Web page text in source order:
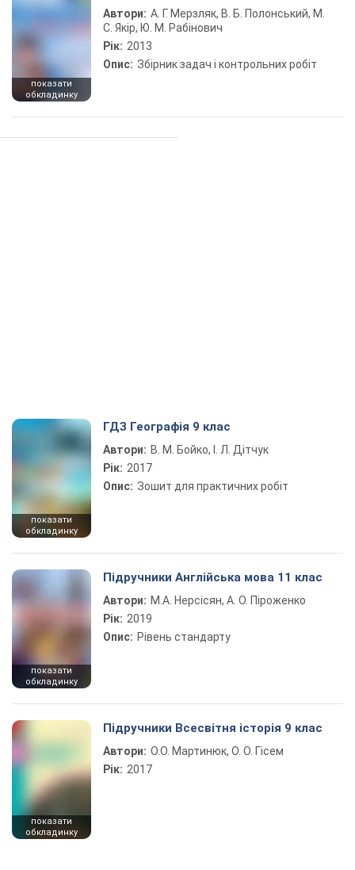
показати
обкладинку
Автори: А. Г. Мерзляк, В. Б. Полонський, М.
С. Якір, Ю. М. Рабінович
Рік: 2013
Опис: Збірник задач і контрольних робіт
показати
обкладинку
ГДЗ Географія 9 клас
Автори: В. М. Бойко, І. Л. Дітчук
Рік: 2017
Опис: Зошит для практичних робіт
показати
обкладинку
Підручники Англійська мова 11 клас
Автори: М.А. Нерсісян, А. О. Піроженко
Рік: 2019
Опис: Рівень стандарту
показати
обкладинку
Підручники Всесвітня історія 9 клас
Автори: О.О. Мартинюк, О. О. Гісем
Рік: 2017